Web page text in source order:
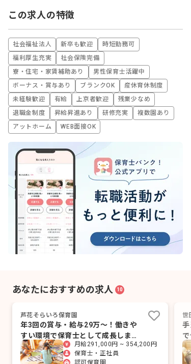
この求人の特徴
社会福祉法人 新卒も歓迎
時短勤務可
福利厚生充実
社会保険完備
寮・住宅・家賃補助あり
男性保育士活躍中
ボーナス・賞与あり
ブランクOK
産休育休制度
未経験歓迎
有給 上京者歓迎
残業少なめ
退職金制度
昇給昇進あり 研修充実
複数園あり
アットホーム
WEB面接OK
あなたにおすすめの求人 10
芦花そらいろ保育園
年3回の賞与・給与29万～！働きや
すい環境で保育士として成長しまし
ょう
月給291,000円 ~ 354,200円
保育士・正社員
認可保育園
世
ん